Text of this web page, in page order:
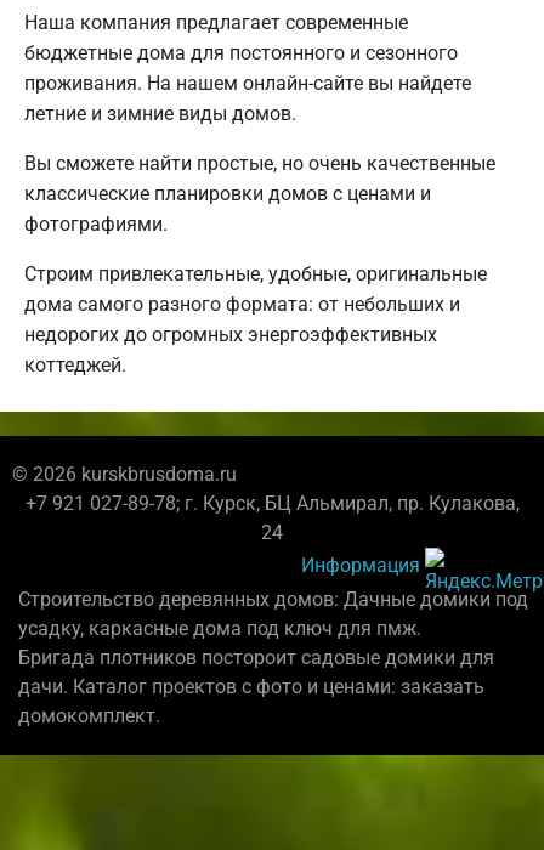
Наша компания предлагает современные
бюджетные дома для постоянного и сезонного
проживания. На нашем онлайн-сайте вы найдете
летние и зимние виды домов.
Вы сможете найти простые, но очень качественные
классические планировки домов с ценами и
фотографиями.
Строим привлекательные, удобные, оригинальные
дома самого разного формата: от небольших и
недорогих до огромных энергоэффективных
коттеджей.
© 2026 kurskbrusdoma.ru
+7 921 027-89-78; г. Курск, БЦ Альмирал, пр. Кулакова,
24
Информация
Строительство деревянных домов: Дачные домики под
усадку, каркасные дома под ключ для пмж.
Бригада плотников постороит садовые домики для
дачи. Каталог проектов с фото и ценами: заказать
домокомплект.